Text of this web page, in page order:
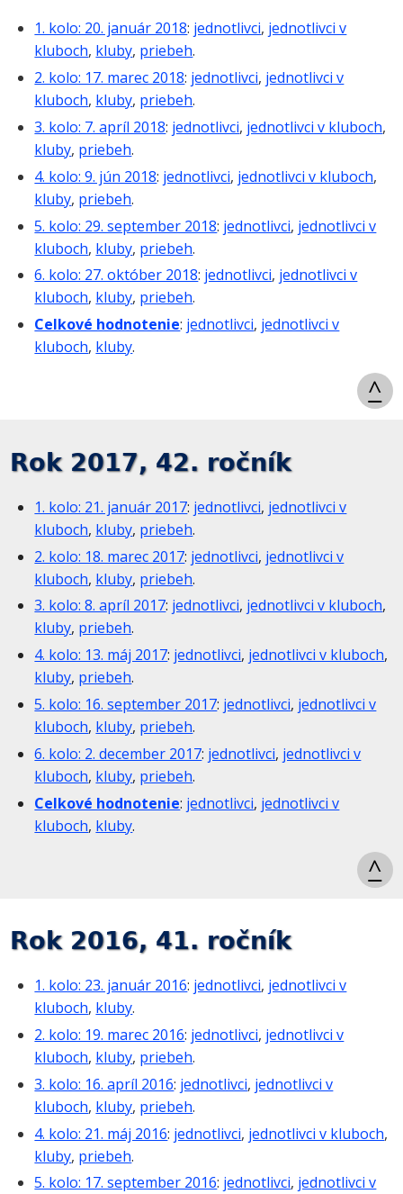
1. kolo: 20. január 2018: jednotlivci, jednotlivci v
kluboch, kluby, priebeh.
2. kolo: 17. marec 2018: jednotlivci, jednotlivci v
kluboch, kluby, priebeh.
3. kolo: 7. apríl 2018: jednotlivci, jednotlivci v kluboch,
kluby, priebeh.
4. kolo: 9. jún 2018: jednotlivci, jednotlivci v kluboch,
kluby, priebeh.
5. kolo: 29. september 2018: jednotlivci, jednotlivci v
kluboch, kluby, priebeh.
6. kolo: 27. október 2018: jednotlivci, jednotlivci v
kluboch, kluby, priebeh.
Celkové hodnotenie: jednotlivci, jednotlivci v
kluboch, kluby.
^
Rok 2017, 42. ročník
1. kolo: 21. január 2017: jednotlivci, jednotlivci v
kluboch, kluby, priebeh.
2. kolo: 18. marec 2017: jednotlivci, jednotlivci v
kluboch, kluby, priebeh.
3. kolo: 8. apríl 2017: jednotlivci, jednotlivci v kluboch,
kluby, priebeh.
4. kolo: 13. máj 2017: jednotlivci, jednotlivci v kluboch,
kluby, priebeh.
5. kolo: 16. september 2017: jednotlivci, jednotlivci v
kluboch, kluby, priebeh.
6. kolo: 2. december 2017: jednotlivci, jednotlivci v
kluboch, kluby, priebeh.
Celkové hodnotenie: jednotlivci, jednotlivci v
kluboch, kluby.
^
Rok 2016, 41. ročník
1. kolo: 23. január 2016: jednotlivci, jednotlivci v
kluboch, kluby.
2. kolo: 19. marec 2016: jednotlivci, jednotlivci v
kluboch, kluby, priebeh.
3. kolo: 16. apríl 2016: jednotlivci, jednotlivci v
kluboch, kluby, priebeh.
4. kolo: 21. máj 2016: jednotlivci, jednotlivci v kluboch,
kluby, priebeh.
5. kolo: 17. september 2016: jednotlivci, jednotlivci v